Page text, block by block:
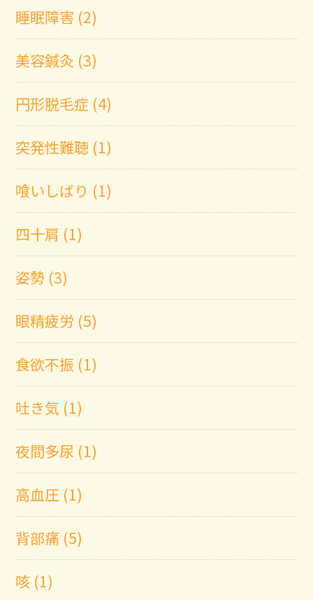
睡眠障害 (2)
美容鍼灸 (3)
円形脱毛症 (4)
突発性難聴 (1)
喰いしばり (1)
四十肩 (1)
姿勢 (3)
眼精疲労 (5)
食欲不振 (1)
吐き気 (1)
夜間多尿 (1)
高血圧 (1)
背部痛 (5)
咳 (1)